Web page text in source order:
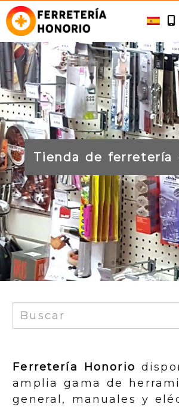
Tienda de ferretería
Ferretería Honorio
amplia gama de
general, manuales y